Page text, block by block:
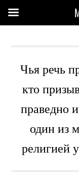
Чья речь
кто
праведно
один из
религией